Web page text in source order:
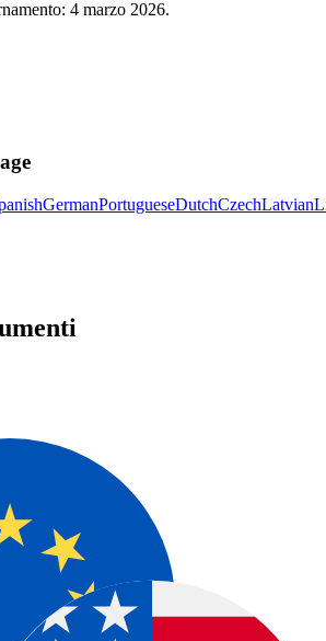
4 marzo 2026.
GermanPortugueseDutchCzechLatvian